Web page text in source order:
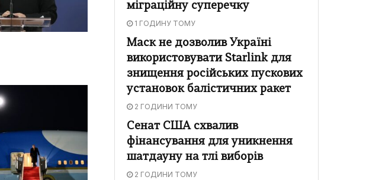
міграційну суперечку
1 ГОДИНУ ТОМУ
Маск не дозволив Україні
використовувати Starlink для
знищення російських пускових
установок балістичних ракет
2 ГОДИНИ ТОМУ
Сенат США схвалив
фінансування для уникнення
шатдауну на тлі виборів
2 ГОДИНИ ТОМУ